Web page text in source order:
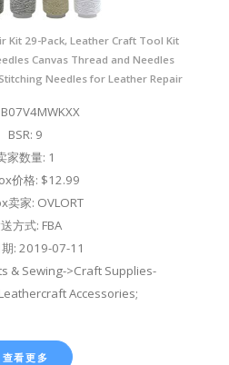
Kit 29-Pack, Leather Craft Tool Kit
Canvas Thread and Needles
Needles for Leather Repair
B07V4MWKXX
BSR: 9
家数量: 1
价格: $12.99
卖家: OVLORT
方式: FBA
: 2019-07-11
& Sewing->Craft Supplies-
Accessories;
查看更多